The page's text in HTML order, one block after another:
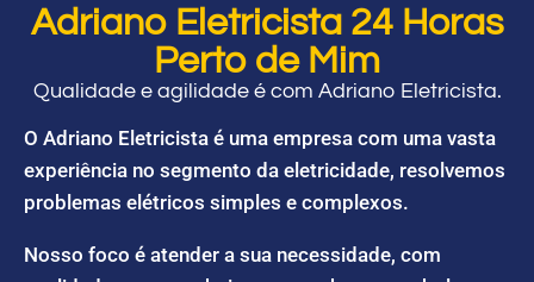
Adriano Eletricista 24 Horas
Perto de Mim
Qualidade e agilidade é com Adriano Eletricista.
O Adriano Eletricista é uma empresa com uma vasta
experiência no segmento da eletricidade, resolvemos
problemas elétricos simples e complexos.
Nosso foco é atender a sua necessidade, com